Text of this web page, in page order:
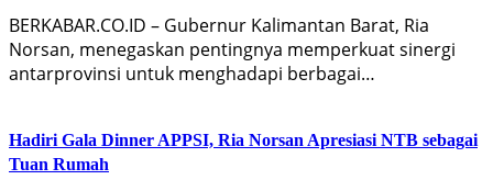
BERKABAR.CO.ID – Gubernur Kalimantan Barat, Ria
Norsan, menegaskan pentingnya memperkuat sinergi
antarprovinsi untuk menghadapi berbagai…
Hadiri Gala Dinner APPSI, Ria Norsan Apresiasi NTB sebagai
Tuan Rumah